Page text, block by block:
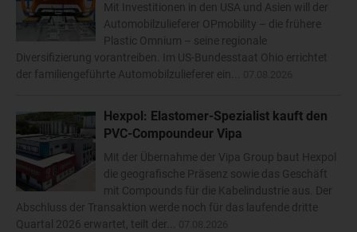
Mit Investitionen in den USA und Asien will der
Automobilzulieferer OPmobility – die frühere
Plastic Omnium – seine regionale
Diversifizierung vorantreiben. Im US-Bundesstaat Ohio errichtet
der familiengeführte Automobilzulieferer ein...
Hexpol: Elastomer-Spezialist kauft den
PVC-Compoundeur Vipa
Mit der Übernahme der Vipa Group baut Hexpol
die geografische Präsenz sowie das Geschäft
mit Compounds für die Kabelindustrie aus. Der
Abschluss der Transaktion werde noch für das laufende dritte
Quartal 2026 erwartet, teilt der...